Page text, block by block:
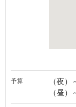
予算
（夜）
（昼）